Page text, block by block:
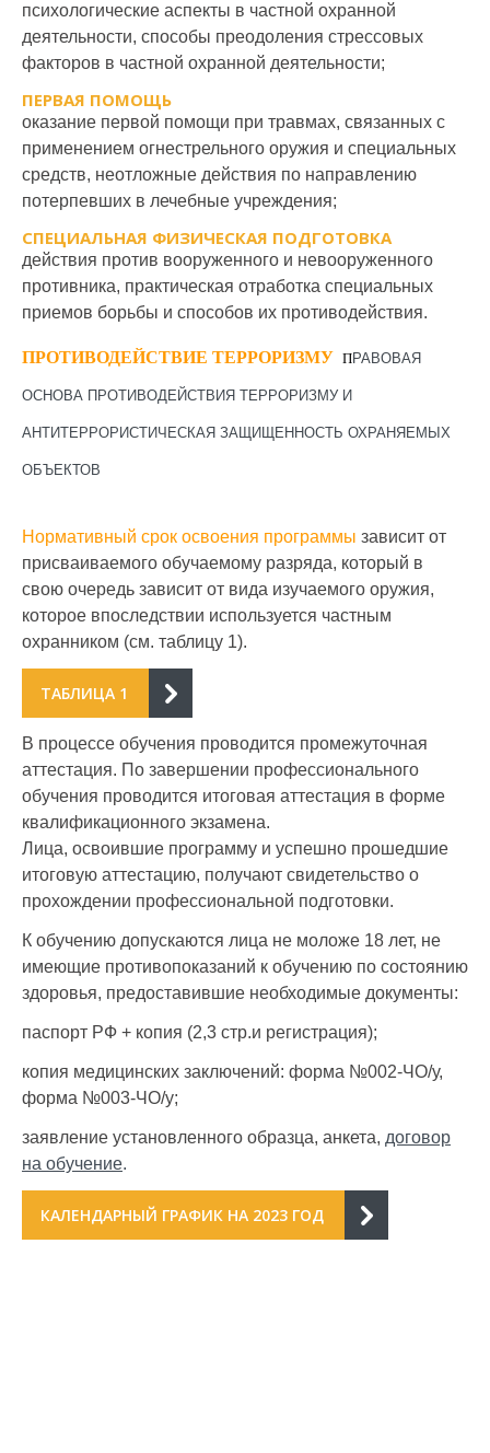
психологические аспекты в частной охранной
деятельности, способы преодоления стрессовых
факторов в частной охранной деятельности;
ПЕРВАЯ ПОМОЩЬ
оказание первой помощи при травмах, связанных с
применением огнестрельного оружия и специальных
средств, неотложные действия по направлению
потерпевших в лечебные учреждения;
СПЕЦИАЛЬНАЯ ФИЗИЧЕСКАЯ ПОДГОТОВКА
действия против вооруженного и невооруженного
противника, практическая отработка специальных
приемов борьбы и способов их противодействия.
ПРОТИВОДЕЙСТВИЕ ТЕРРОРИЗМУ ПРАВОВАЯ
ОСНОВА ПРОТИВОДЕЙСТВИЯ ТЕРРОРИЗМУ И
АНТИТЕРРОРИСТИЧЕСКАЯ ЗАЩИЩЕННОСТЬ ОХРАНЯЕМЫХ
ОБЪЕКТОВ
Нормативный срок освоения программы зависит от
присваиваемого обучаемому разряда, который в
свою очередь зависит от вида изучаемого оружия,
которое впоследствии используется частным
охранником (см. таблицу 1).
ТАБЛИЦА 1
Разряд
При охране помещений,
территорий объектов,
имущества в процессе его
транспортировки
используются:
обучения
(учебных
дней)
4 специальные средства
40 часов
(5
5
и гражданское оружие
80 часов
В процессе обучения проводится промежуточная
аттестация. По завершении профессионального
обучения проводится итоговая аттестация в форме
квалификационного экзамена.
Лица, освоившие программу и успешно прошедшие
итоговую аттестацию, получают свидетельство о
прохождении профессиональной подготовки.
К обучению допускаются лица не моложе 18 лет, не
имеющие противопоказаний к обучению по состоянию
здоровья, предоставившие необходимые документы:
паспорт РФ + копия (2,3 стр.и регистрация);
копия медицинских заключений: форма №002-ЧО/у,
форма №003-ЧО/у;
заявление установленного образца, анкета, договор
на обучение.
КАЛЕНДАРНЫЙ ГРАФИК НА 2023 ГОД